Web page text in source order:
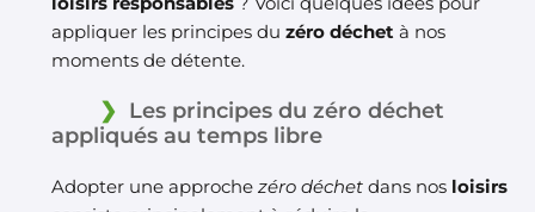
appliquer les principes du zéro déchet à nos
moments de détente.
Les principes du zéro déchet
appliqués au temps libre
Adopter une approche zéro déchet dans nos loisirs